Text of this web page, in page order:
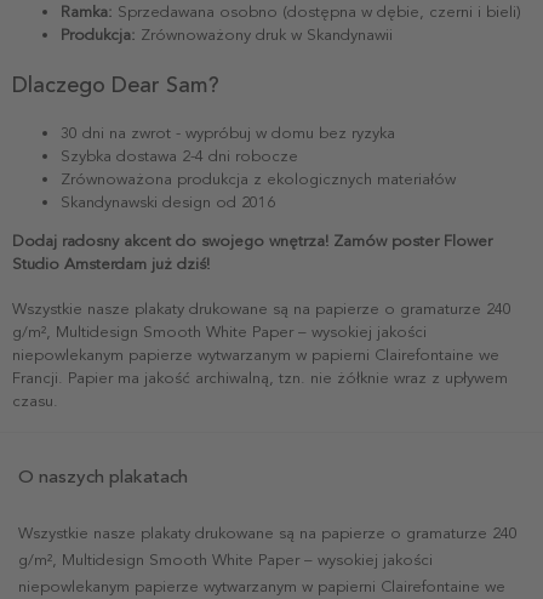
Ramka: Sprzedawana osobno (dostępna w dębie, czerni i bieli)
Produkcja: Zrównoważony druk w Skandynawii
Dlaczego Dear Sam?
30 dni na zwrot - wypróbuj w domu bez ryzyka
Szybka dostawa 2-4 dni robocze
Zrównoważona produkcja z ekologicznych materiałów
Skandynawski design od 2016
Dodaj radosny akcent do swojego wnętrza! Zamów poster Flower
Studio Amsterdam już dziś!
Wszystkie nasze plakaty drukowane są na papierze o gramaturze 240
g/m², Multidesign Smooth White Paper – wysokiej jakości
niepowlekanym papierze wytwarzanym w papierni Clairefontaine we
Francji. Papier ma jakość archiwalną, tzn. nie żółknie wraz z upływem
czasu.
O naszych plakatach
Wszystkie nasze plakaty drukowane są na papierze o gramaturze 240
g/m², Multidesign Smooth White Paper – wysokiej jakości
niepowlekanym papierze wytwarzanym w papierni Clairefontaine we